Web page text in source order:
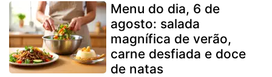
Menu do dia, 6 de
agosto: salada
magnífica de verão,
carne desfiada e doce
de natas